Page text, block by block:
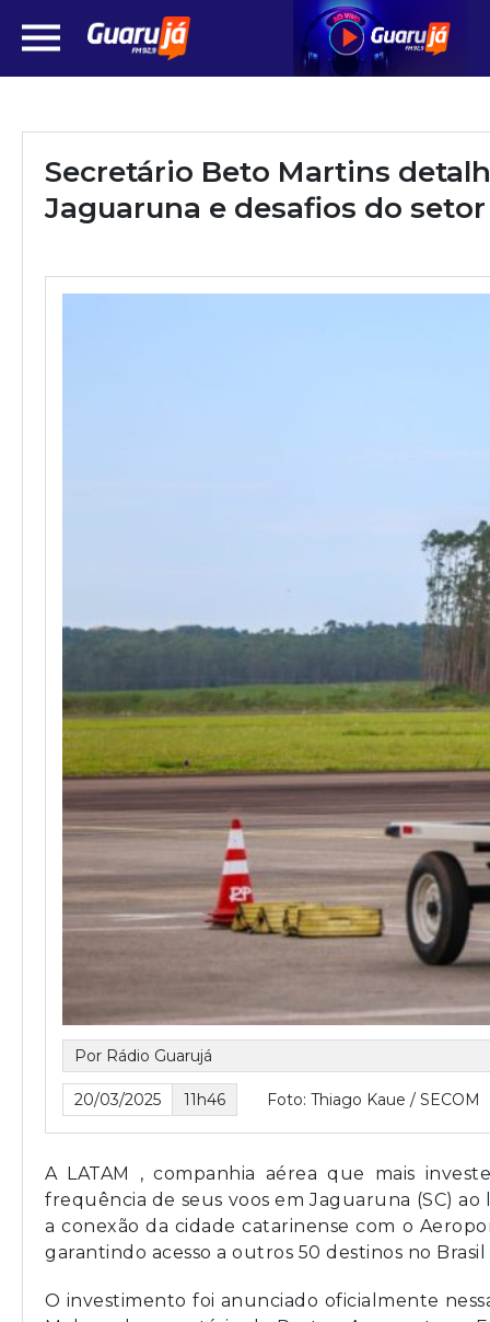
Secretário Beto Martins
Jaguaruna e desafios do
Por Rádio Guarujá
20/03/2025 11h46 Foto: Thiago Kaue / SECOM
A LATAM , companhia aérea que mais
frequência de seus voos em Jaguaruna (SC)
a conexão da cidade catarinense com o
garantindo acesso a outros 50 destinos no
O investimento foi anunciado oficialmente